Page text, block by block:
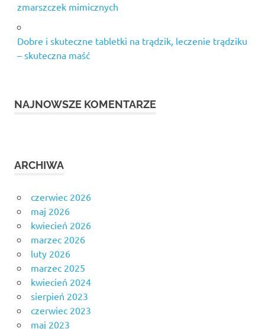
zmarszczek mimicznych
Dobre i skuteczne tabletki na trądzik, leczenie trądziku
– skuteczna maść
NAJNOWSZE KOMENTARZE
ARCHIWA
czerwiec 2026
maj 2026
kwiecień 2026
marzec 2026
luty 2026
marzec 2025
kwiecień 2024
sierpień 2023
czerwiec 2023
maj 2023